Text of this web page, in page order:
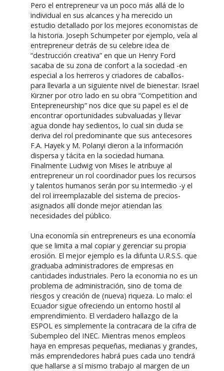
Pero el entrepreneur va un poco más allá de lo
individual en sus alcances y ha merecido un
estudio detallado por los mejores economistas de
la historia. Joseph Schumpeter por ejemplo, veía al
entrepreneur detrás de su celebre idea de
“destrucción creativa” en que un Henry Ford
sacaba de su zona de confort a la sociedad -en
especial a los herreros y criadores de caballos-
para llevarla a un siguiente nivel de bienestar. Israel
Kirzner por otro lado en su obra “Competition and
Entepreneurship” nos dice que su papel es el de
encontrar oportunidades subvaluadas y llevar
agua donde hay sedientos, lo cual sin duda se
deriva del rol predominante que sus antecesores
F.A. Hayek y M. Polanyi dieron a la información
dispersa y tácita en la sociedad humana.
Finalmente Ludwig von Mises le atribuye al
entrepreneur un rol coordinador pues los recursos
y talentos humanos serán por su intermedio -y el
del rol irreemplazable del sistema de precios-
asignados allí donde mejor atiendan las
necesidades del público.
Una economía sin entrepreneurs es una economía
que se limita a mal copiar y gerenciar su propia
erosión. El mejor ejemplo es la difunta U.R.S.S. que
graduaba administradores de empresas en
cantidades industriales. Pero la economia no es un
problema de administración, sino de toma de
riesgos y creación de (nueva) riqueza. Lo malo: el
Ecuador sigue ofreciendo un entorno hostil al
emprendimiento. El verdadero hallazgo de la
ESPOL es simplemente la contracara de la cifra de
Subempleo del INEC. Mientras menos empleos
haya en empresas pequeñas, medianas y grandes,
más emprendedores habrá pues cada uno tendrá
que hallarse a sí mismo trabajo al margen de un